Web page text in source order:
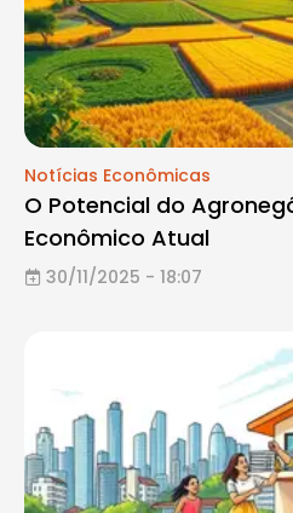
Notícias Econômicas
O Potencial do
Econômico Atual
30/11/2025 - 18:07